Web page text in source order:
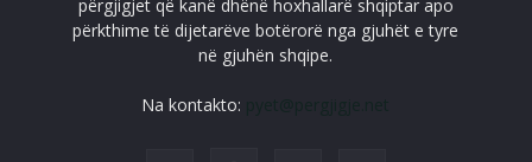
përgjigjet që kanë dhënë hoxhallarë shqiptar apo
përkthime të dijetarëve botërorë nga gjuhët e tyre
në gjuhën shqipe.
Na kontakto: